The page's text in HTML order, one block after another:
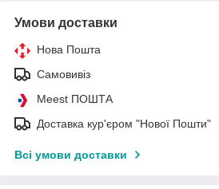
Умови доставки
Нова Пошта
Самовивіз
Meest ПОШТА
Доставка кур'єром "Нової Пошти"
Всі умови доставки